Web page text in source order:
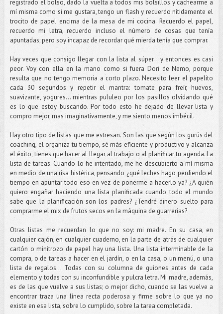
registrado el bolso, dado la vuelta a todos mis bolsillos y cachearme a
mí misma como si me gustara, tengo un flash y recuerdo nítidamente el
trocito de papel encima de la mesa de mi cocina. Recuerdo el papel,
recuerdo mi letra, recuerdo incluso el número de cosas que tenía
apuntadas; pero soy incapaz de recordar qué mierda tenía que comprar.
Hay veces que consigo llegar con la lista al súper... y entonces es casi
peor. Voy con ella en la mano como si fuera Dori de Nemo, porque
resulta que no tengo memoria a corto plazo. Necesito leer el papelito
cada 30 segundos y repetir el mantra: tomate para freír, huevos,
suavizante, yogures... mientras pululeo por los pasillos olvidando qué
es lo que estoy buscando. Por todo esto he dejado de llevar lista y
compro mejor, mas imaginativamente, y me siento menos imbécil.
Hay otro tipo de listas que me estresan. Son las que según los gurús del
coaching, el organiza tu tiempo, sé más eficiente y productivo y alcanza
el éxito, tienes que hacer al llegar al trabajo o al planificar tu agenda. La
lista de tareas. Cuando lo he intentado, me he descubierto a mí misma
en medio de una risa histérica, pensando ¿qué leches hago perdiendo el
tiempo en apuntar todo eso en vez de ponerme a hacerlo ya? ¿A quién
quiero engañar haciendo una lista planificada cuando todo el mundo
sabe que la planificación son los padres? ¿Tendré dinero suelto para
comprarme el mix de frutos secos en la máquina de guarrerias?
Otras listas me recuerdan lo que no soy: mi madre. En su casa, en
cualquier cajón, en cualquier cuaderno, en la parte de atrás de cualquier
cartón o minitrozo de papel hay una lista. Una lista interminable de la
compra, o de tareas a hacer en el jardín, o en la casa, o un menú, o una
lista de regalos... Todas con su columna de guiones antes de cada
elemento y todas con su inconfundible y pulcra letra. Mi madre, además,
es de las que vuelve a sus listas; o mejor dicho, cuando se las vuelve a
encontrar traza una línea recta poderosa y firme sobre lo que ya no
existe en esa lista, sobre lo cumplido, sobre la tarea completada.